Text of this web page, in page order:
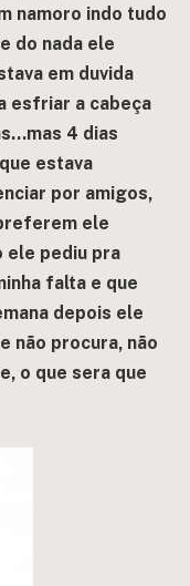
namoro indo tudo
do nada ele
em duvida
esfriar a cabeça
4 dias
estava
por amigos,
ele
ele pediu pra
falta e que
depois ele
não procura, não
o que sera que